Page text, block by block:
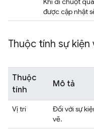
được cập nhật
Thuộc tính sự kiện
Thuộc
tính
Mô tả
Vị trí
Đối với sự
vẽ.